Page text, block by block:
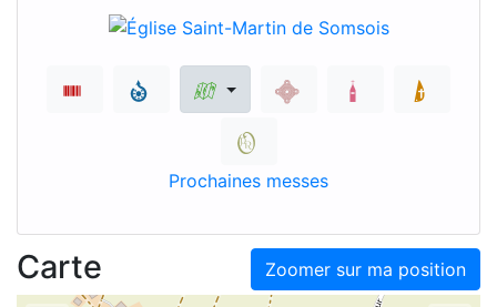
Prochaines messes
Zoomer sur ma position
Carte